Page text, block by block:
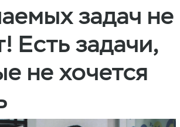
задач не
Есть задачи,
не хочется